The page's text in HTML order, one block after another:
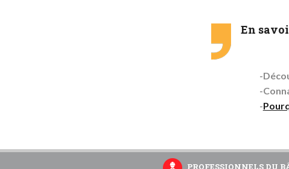
En
PROFESSIONNELS DU